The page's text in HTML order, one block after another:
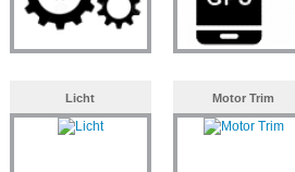
Licht Motor Trim